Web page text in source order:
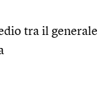
tra il generale